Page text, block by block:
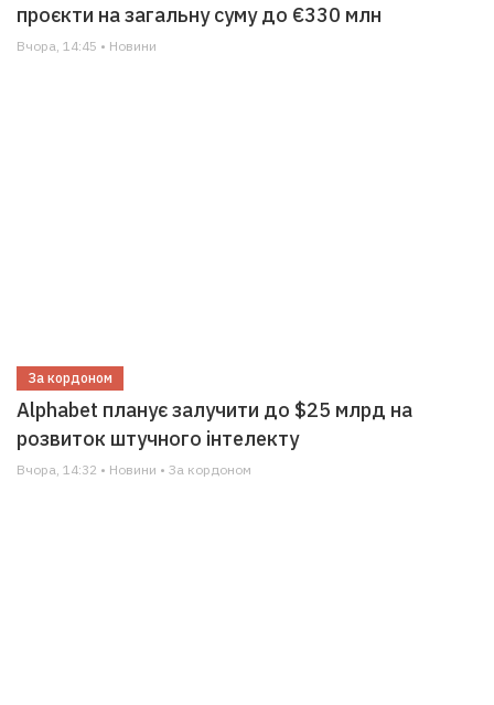
проєкти на загальну суму до €330 млн
Вчора, 14:45 • Новини
За кордоном
Alphabet планує залучити до $25 млрд на
розвиток штучного інтелекту
Вчора, 14:32 • Новини • За кордоном